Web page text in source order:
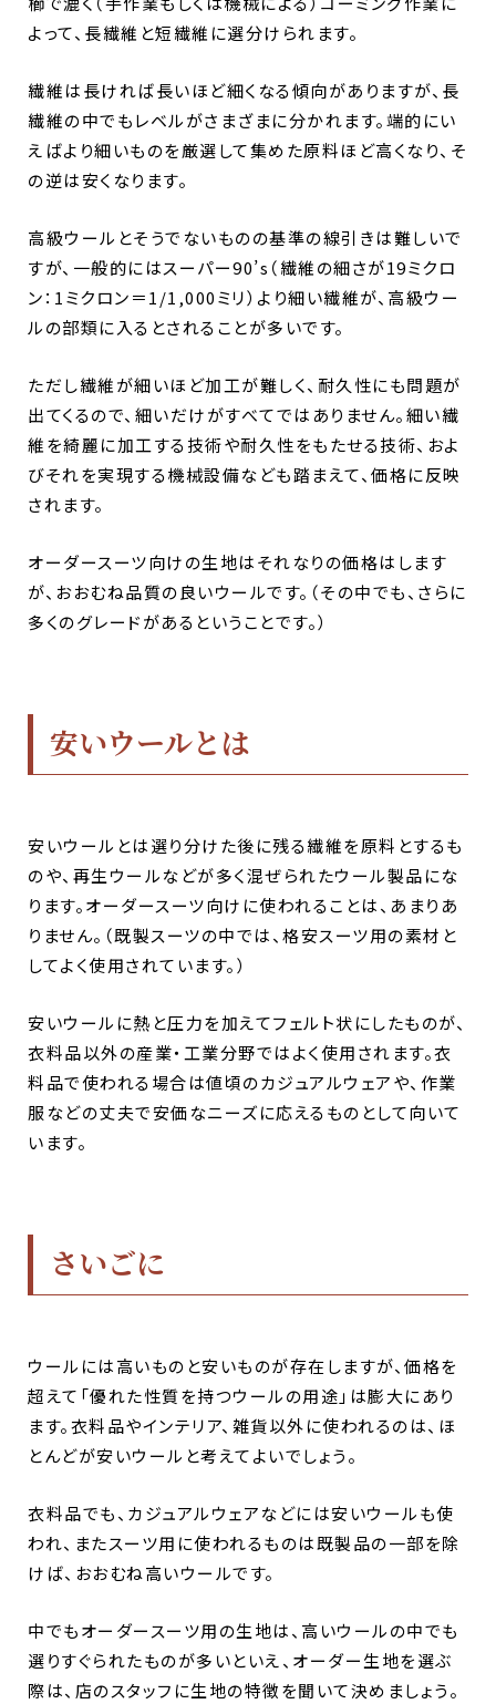
よって、長繊維と短繊維に選分けられます。
繊維は長ければ長いほど細くなる傾向がありますが、長
繊維の中でもレベルがさまざまに分かれます。端的にい
えばより細いものを厳選して集めた原料ほど高くなり、そ
の逆は安くなります。
高級ウールとそうでないものの基準の線引きは難しいで
すが、一般的にはスーパー90’s（繊維の細さが19ミクロ
ン：1ミクロン＝1/1,000ミリ）より細い繊維が、高級ウー
ルの部類に入るとされることが多いです。
ただし繊維が細いほど加工が難しく、耐久性にも問題が
出てくるので、細いだけがすべてではありません。細い繊
維を綺麗に加工する技術や耐久性をもたせる技術、およ
びそれを実現する機械設備なども踏まえて、価格に反映
されます。
オーダースーツ向けの生地はそれなりの価格はします
が、おおむね品質の良いウールです。（その中でも、さらに
多くのグレードがあるということです。）
安いウールとは
安いウールとは選り分けた後に残る繊維を原料とするも
のや、再生ウールなどが多く混ぜられたウール製品にな
ります。オーダースーツ向けに使われることは、あまりあ
りません。（既製スーツの中では、格安スーツ用の素材と
してよく使用されています。）
安いウールに熱と圧力を加えてフェルト状にしたものが、
衣料品以外の産業・工業分野ではよく使用されます。衣
料品で使われる場合は値頃のカジュアルウェアや、作業
服などの丈夫で安価なニーズに応えるものとして向いて
います。
さいごに
ウールには高いものと安いものが存在しますが、価格を
超えて「優れた性質を持つウールの用途」は膨大にあり
ます。衣料品やインテリア、雑貨以外に使われるのは、ほ
とんどが安いウールと考えてよいでしょう。
衣料品でも、カジュアルウェアなどには安いウールも使
われ、またスーツ用に使われるものは既製品の一部を除
けば、おおむね高いウールです。
中でもオーダースーツ用の生地は、高いウールの中でも
選りすぐられたものが多いといえ、オーダー生地を選ぶ
際は、店のスタッフに生地の特徴を聞いて決めましょう。